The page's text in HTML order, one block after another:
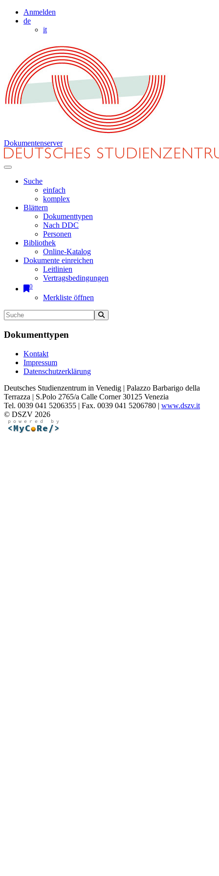
Anmelden
de
it
Dokumentenserver
Suche
einfach
komplex
Blättern
Dokumenttypen
Nach DDC
Personen
Bibliothek
Online-Katalog
Dokumente einreichen
Leitlinien
Vertragsbedingungen
0
Merkliste öffnen
Dokumenttypen
Kontakt
Impressum
Datenschutzerklärung
Deutsches Studienzentrum in Venedig | Palazzo Barbarigo della
Terrazza | S.Polo 2765/a Calle Corner 30125 Venezia
Tel. 0039 041 5206355 | Fax. 0039 041 5206780 | www.dszv.it
© DSZV 2026